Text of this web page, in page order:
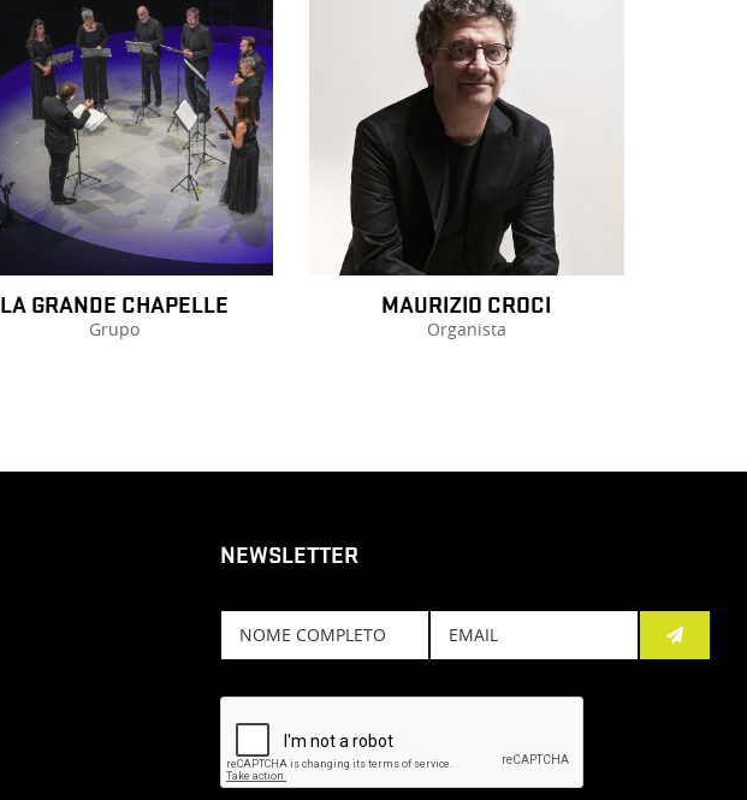
LA GRANDE CHAPELLE
Grupo
MAURIZIO CROCI
Organista
NEWSLETTER